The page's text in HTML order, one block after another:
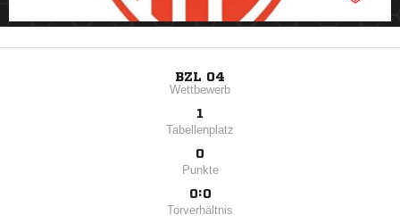
BZL 04
Wettbewerb
1
Tabellenplatz
0
Punkte
0:0
Torverhältnis